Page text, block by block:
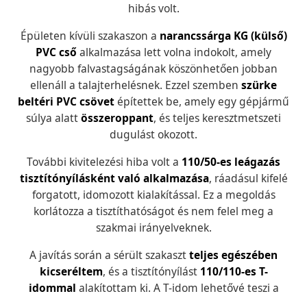
hibás volt.
Épületen kívüli szakaszon a narancssárga KG (külső)
PVC csőalkalmazása lett volna indokolt, amely
nagyobb falvastagságának köszönhetően jobban
ellenáll a talajterhelésnek. Ezzel szemben szürke
beltéri PVC csövetépítettek be, amely egy gépjármű
súlya alattösszeroppant, és teljes keresztmetszeti
dugulást okozott.
További kivitelezési hiba volt a 110/50-es leágazás
tisztítónyílásként való alkalmazása, ráadásul kifelé
forgatott, idomozott kialakítással. Ez a megoldás
korlátozza a tisztíthatóságot és nem felel meg a
szakmai irányelveknek.
A javítás során a sérült szakasztteljes egészében
kicseréltem, és a tisztítónyílást 110/110-es T-
idommal alakítottam ki. A T-idom lehetővé teszi a